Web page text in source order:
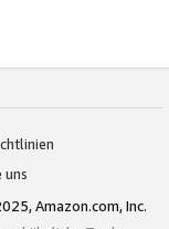
uns
Amazon.com, Inc.